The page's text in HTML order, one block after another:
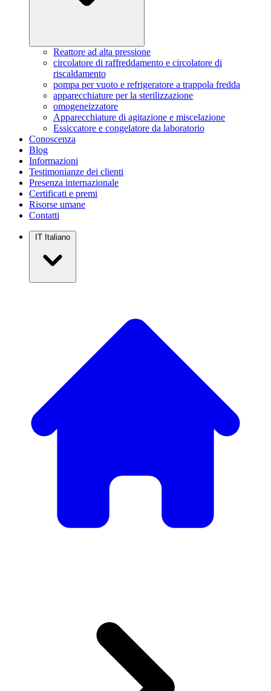
Reattore ad alta pressione
circolatore di raffreddamento e circolatore di
riscaldamento
pompa per vuoto e refrigeratore a trappola fredda
apparecchiature per la sterilizzazione
omogeneizzatore
Apparecchiature di agitazione e miscelazione
Essiccatore e congelatore da laboratorio
Conoscenza
Blog
Informazioni
Testimonianze dei clienti
Presenza internazionale
Certificati e premi
Risorse umane
Contatti
IT Italiano